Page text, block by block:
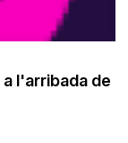
l'arribada de